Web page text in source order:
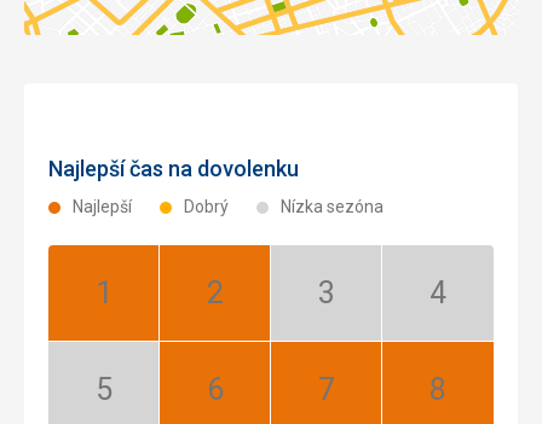
Najlepší čas na dovolenku
Najlepší Dobrý Nízka sezóna
Január:
Február:
Marec:
Apríl:
Máj:
Jún:
Júl:
August: